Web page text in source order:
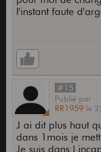
l'instant faute
#15
Publié par
RR1959 le
J ai dit plus haut
dans 1mois je
Je suis dans l